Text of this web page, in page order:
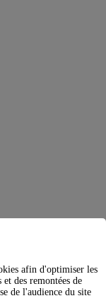
des appareils
les
afin d'optimiser les
des remontées de
de l'audience du site